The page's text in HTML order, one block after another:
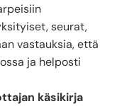
seurat,
vastauksia, että
ja helposti
käsikirja